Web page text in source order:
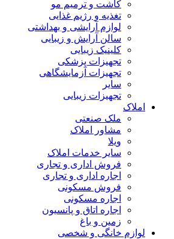
کاشت و ترمیم مو
تغذیه و رژیم غذایی
لوازم آرایشی و بهداشتی
سالن آرایش و زیبایی
کلینیک زیبایی
تجهیزات پزشکی
تجهیزات آزمایشگاهی
سایر
تجهیزات زیبایی
املاک
ملک صنعتی
مشاور املاک
ویلا
سایر خدمات املاک
فروش اداری و تجاری
اجاره اداری و تجاری
فروش مسکونی
اجاره مسکونی
اجاره اتاق و پانسیون
زمین و باغ
لوازم خانگی و شخصی